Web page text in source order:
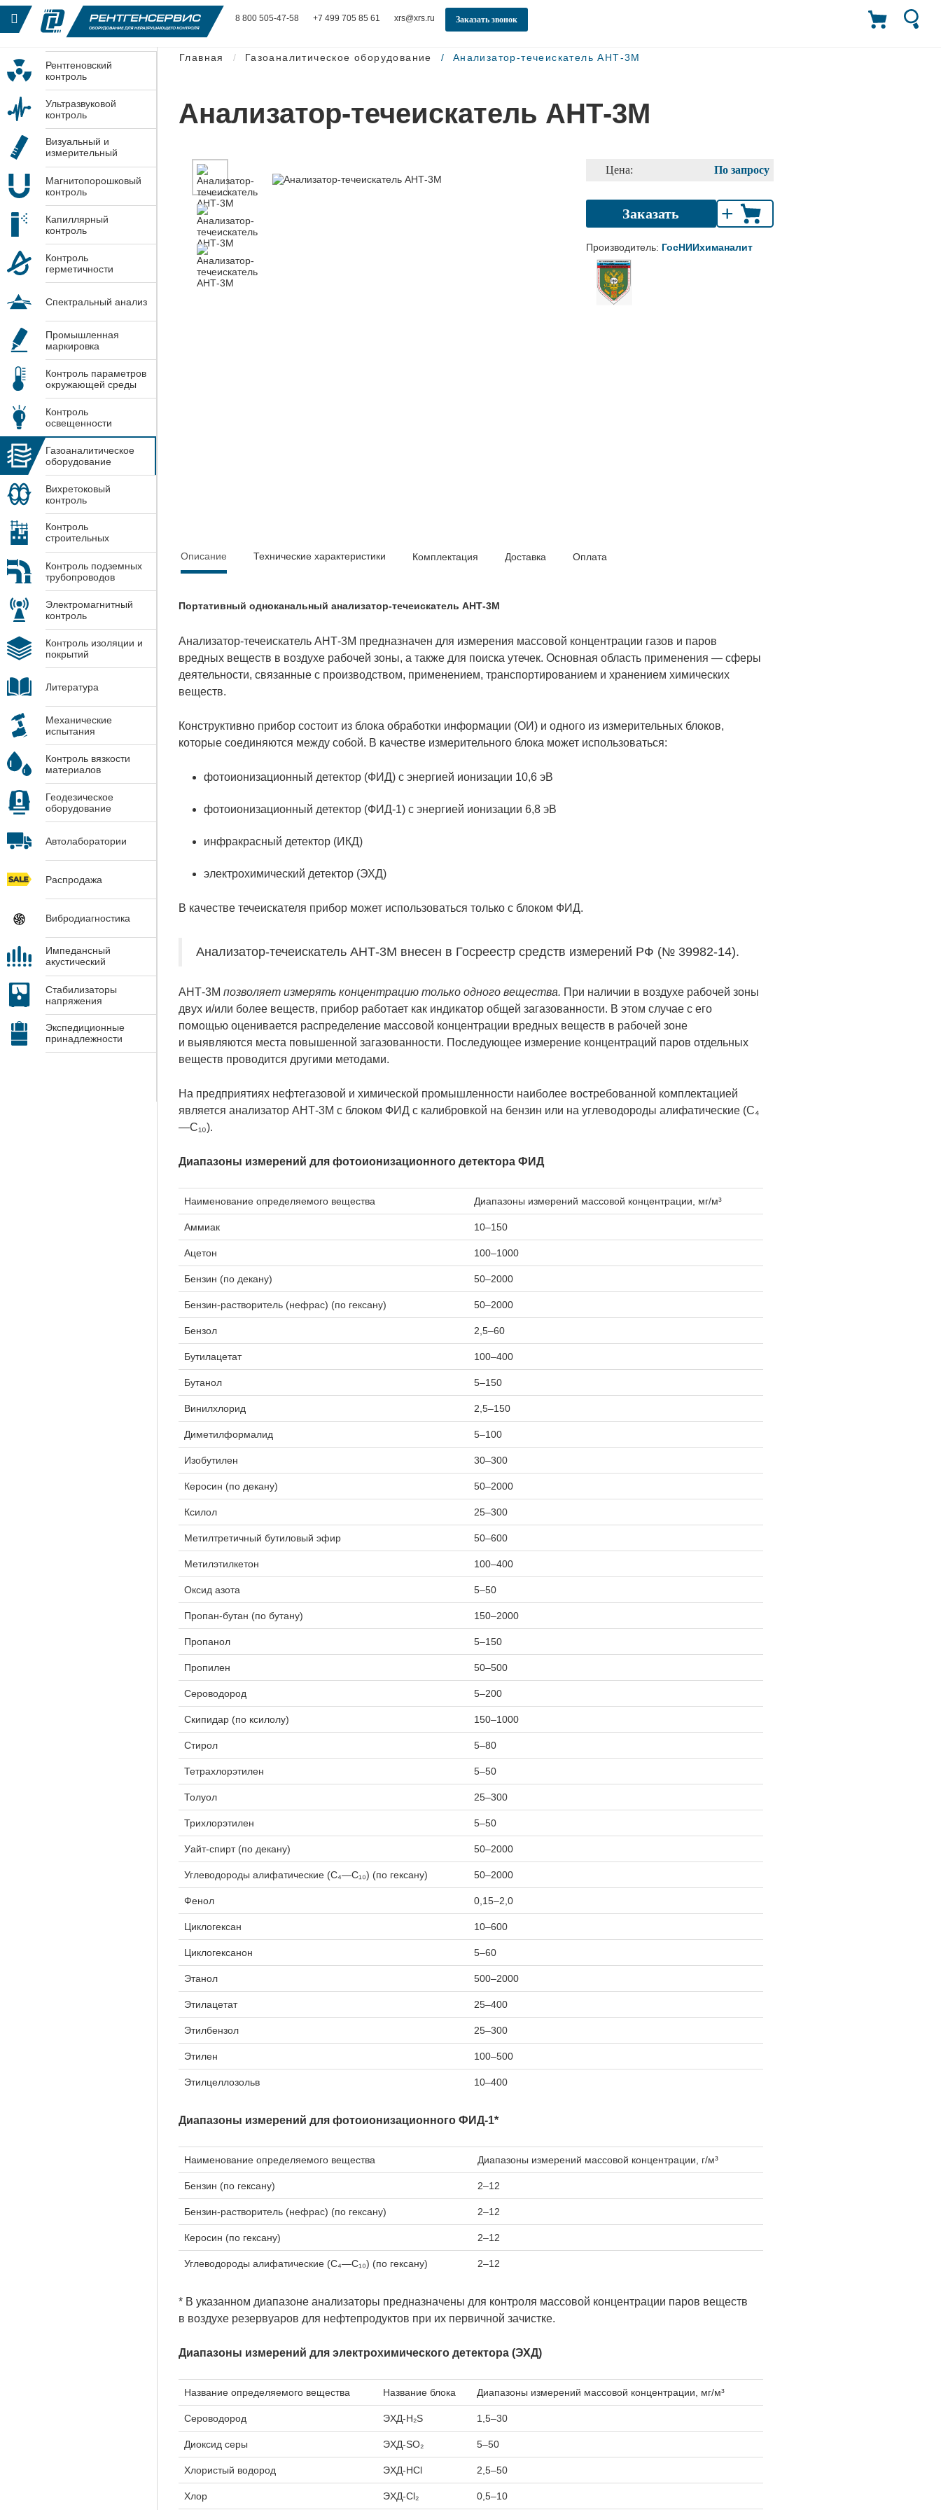
8 800 505-47-58 +7 499 705 85 61 xrs@xrs.ru Заказать звонок
Рентгеновский
контроль
Ультразвуковой
контроль
Визуальный и
измерительный
Магнитопорошковый
контроль
Капиллярный
контроль
Контроль
герметичности
Спектральный анализ
Промышленная
маркировка
Контроль параметров
окружающей среды
Контроль
освещенности
Газоаналитическое
оборудование
Вихретоковый
контроль
Контроль
строительных
Контроль подземных
трубопроводов
Электромагнитный
контроль
Контроль изоляции и
покрытий
Литература
Механические
испытания
Контроль вязкости
материалов
Геодезическое
оборудование
Автолаборатории
Распродажа
Вибродиагностика
Импедансный
акустический
Стабилизаторы
напряжения
Экспедиционные
принадлежности
Главная Газоаналитическое оборудование Анализатор-течеискатель АНТ-3М
Анализатор-течеискатель АНТ-3М
По запросу
Цена:
Заказать +
Производитель: ГосНИИхиманалит
Описание Технические характеристики Комплектация Доставка Оплата
Портативный одноканальный анализатор-течеискатель АНТ-3М
Анализатор-течеискатель АНТ-3М предназначен для измерения массовой концентрации газов и паров
вредных веществ в воздухе рабочей зоны, а также для поиска утечек. Основная область применения — сферы
деятельности, связанные с производством, применением, транспортированием и хранением химических
веществ.
Конструктивно прибор состоит из блока обработки информации (ОИ) и одного из измерительных блоков,
которые соединяются между собой. В качестве измерительного блока может использоваться:
фотоионизационный детектор (ФИД) с энергией ионизации 10,6 эВ
фотоионизационный детектор (ФИД-1) с энергией ионизации 6,8 эВ
инфракрасный детектор (ИКД)
электрохимический детектор (ЭХД)
В качестве течеискателя прибор может использоваться только с блоком ФИД.
Анализатор-течеискатель АНТ-3М внесен в Госреестр средств измерений РФ (№ 39982-14).
АНТ-3М позволяет измерять концентрацию только одного вещества. При наличии в воздухе рабочей зоны
двух и/или более веществ, прибор работает как индикатор общей загазованности. В этом случае с его
помощью оценивается распределение массовой концентрации вредных веществ в рабочей зоне
и выявляются места повышенной загазованности. Последующее измерение концентраций паров отдельных
веществ проводится другими методами.
На предприятиях нефтегазовой и химической промышленности наиболее востребованной комплектацией
является анализатор АНТ-3М с блоком ФИД с калибровкой на бензин или на углеводороды алифатические (С₄
—С₁₀).
Диапазоны измерений для фотоионизационного детектора ФИД
Наименование определяемого вещества Диапазоны измерений массовой концентрации, мг/м³
Аммиак 10–150
Ацетон 100–1000
Бензин (по декану) 50–2000
Бензин-растворитель (нефрас) (по гексану) 50–2000
Бензол 2,5–60
Бутилацетат 100–400
Бутанол 5–150
Винилхлорид 2,5–150
Диметилформалид 5–100
Изобутилен 30–300
Керосин (по декану) 50–2000
Ксилол 25–300
Метилтретичный бутиловый эфир 50–600
Метилэтилкетон 100–400
Оксид азота 5–50
Пропан-бутан (по бутану) 150–2000
Пропанол 5–150
Пропилен 50–500
Сероводород 5–200
Скипидар (по ксилолу) 150–1000
Стирол 5–80
Тетрахлорэтилен 5–50
Толуол 25–300
Трихлорэтилен 5–50
Уайт-спирт (по декану) 50–2000
Углеводороды алифатические (С₄—С₁₀) (по гексану) 50–2000
Фенол 0,15–2,0
Циклогексан 10–600
Циклогексанон 5–60
Этанол 500–2000
Этилацетат 25–400
Этилбензол 25–300
Этилен 100–500
Этилцеллозольв 10–400
Диапазоны измерений для фотоионизационного ФИД-1*
Наименование определяемого вещества Диапазоны измерений массовой концентрации, г/м³
Бензин (по гексану) 2–12
Бензин-растворитель (нефрас) (по гексану) 2–12
Керосин (по гексану) 2–12
Углеводороды алифатические (С₄—С₁₀) (по гексану) 2–12
* В указанном диапазоне анализаторы предназначены для контроля массовой концентрации паров веществ
в воздухе резервуаров для нефтепродуктов при их первичной зачистке.
Диапазоны измерений для электрохимического детектора (ЭХД)
Название определяемого вещества Название блока Диапазоны измерений массовой концентрации, мг/м³
Сероводород ЭХД-H₂S 1,5–30
Диоксид серы ЭХД-SO₂ 5–50
Хлористый водород ЭХД-HCl 2,5–50
Хлор ЭХД-Cl₂ 0,5–10